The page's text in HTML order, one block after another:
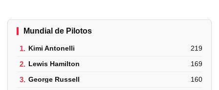
Mundial de Pilotos
1. Kimi Antonelli 219
2. Lewis Hamilton 169
3. George Russell 160